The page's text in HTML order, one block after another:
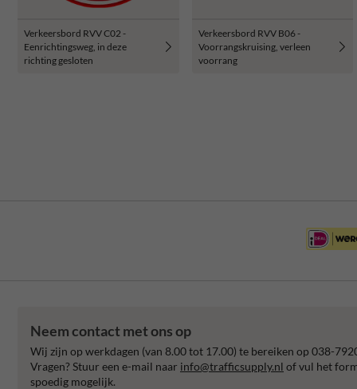
Verkeersbord RVV C02 -
Eenrichtingsweg, in deze
richting gesloten
Verkeersbord RVV B06 -
Voorrangskruising, verleen
voorrang
Neem contact met ons op
Wij zijn op werkdagen (van 8.00 tot 17.00) te bereiken op 038-
Vragen? Stuur een e-mail naar info@trafficsupply.nl of vul het
spoedig mogelijk.